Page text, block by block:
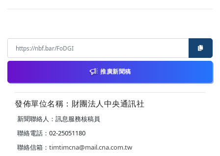
推廣新聞稿
發佈單位名稱：財團法人中央通訊社
新聞聯絡人：訊息服務核稿員
聯絡電話：02-25051180
聯絡信箱： timtimcna@mail.cna.com.tw